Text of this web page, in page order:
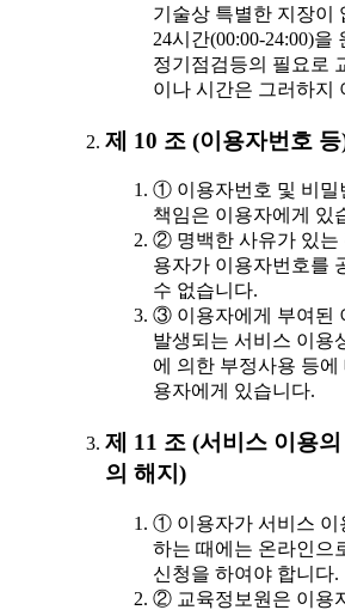
기술상 특별한 지장이
24시간(00:00-24:00)
정기점검등의 필요로
이나 시간은 그러하지
제 10 조 (이용자번호
① 이용자번호 및 비밀
책임은 이용자에게 있
② 명백한 사유가 있는
용자가 이용자번호를
수 없습니다.
③ 이용자에게 부여된
발생되는 서비스 이용
에 의한 부정사용 등에
용자에게 있습니다.
제 11 조 (서비스 이용
의 해지)
① 이용자가 서비스 이
하는 때에는 온라인으
신청을 하여야 합니다.
② 교육정보원은 이용